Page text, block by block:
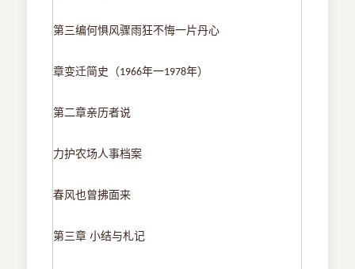
第三编何惧风骤雨狂不悔一片丹心
章变迁简史（1966年一1978年）
第二章亲历者说
力护农场人事档案
春风也曾拂面来
第三章 小结与札记